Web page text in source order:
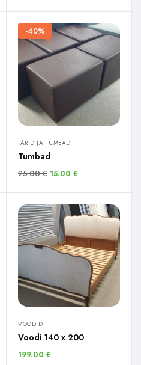
-40%
JÄRID JA TUMBAD
Tumbad
25.00€ 15.00 €
VOODID
Voodi 140 x 200
199.00 €